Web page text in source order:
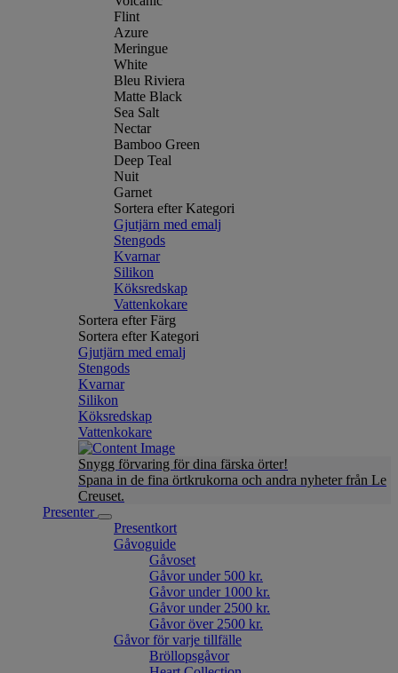
Flint
Azure
Meringue
White
Bleu Riviera
Matte Black
Sea Salt
Nectar
Bamboo Green
Deep Teal
Nuit
Garnet
Sortera efter Kategori
Gjutjärn med emalj
Stengods
Kvarnar
Silikon
Köksredskap
Vattenkokare
Sortera efter Färg
Sortera efter Kategori
Gjutjärn med emalj
Stengods
Kvarnar
Silikon
Köksredskap
Vattenkokare
Snygg förvaring för dina färska örter!
Spana in de fina örtkrukorna och andra nyheter från Le
Creuset.
Presenter
Presentkort
Gåvoguide
Gåvoset
Gåvor under 500 kr.
Gåvor under 1000 kr.
Gåvor under 2500 kr.
Gåvor över 2500 kr.
Gåvor för varje tillfälle
Bröllopsgåvor